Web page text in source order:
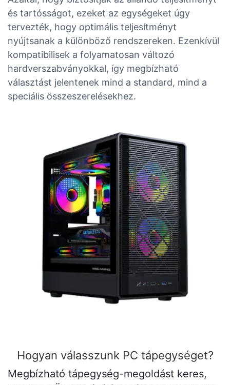
és tartósságot, ezeket az egységeket úgy
tervezték, hogy optimális teljesítményt
nyújtsanak a különböző rendszereken. Ezenkívül
kompatibilisek a folyamatosan változó
hardverszabványokkal, így megbízható
választást jelentenek mind a standard, mind a
speciális összeszerelésekhez.
Hogyan válasszunk PC tápegységet?
Megbízható tápegység-megoldást keres,